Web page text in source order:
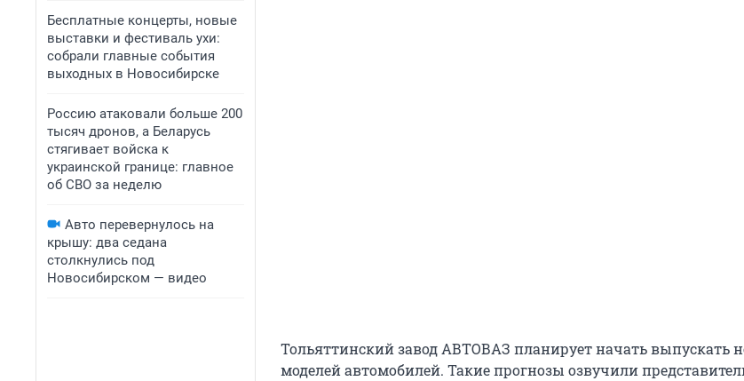
Бесплатные концерты, новые
выставки и фестиваль ухи:
собрали главные события
выходных в Новосибирске
Россию атаковали больше 200
тысяч дронов, а Беларусь
стягивает войска к
украинской границе: главное
об СВО за неделю
Авто перевернулось на
крышу: два седана
столкнулись под
Новосибирском — видео
Тольяттинский завод АВТОВАЗ планирует начать выпускать
моделей автомобилей. Такие прогнозы озвучили